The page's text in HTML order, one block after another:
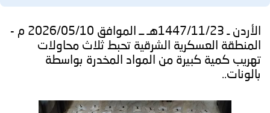
المجلس
مؤتمرات
و
جهود
الأردن ـ 1447/11/23هـ ــ الموافق 2026/05/10 م -
المنطقة العسكرية الشرقية تحبط ثلاث محاولات
تهريب كمية كبيرة من المواد المخدرة بواسطة
بالونات..